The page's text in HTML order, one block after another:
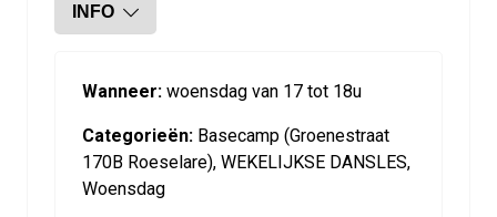
INFO
Wanneer: woensdag van 17 tot 18u
Categorieën: Basecamp (Groenestraat
170B Roeselare), WEKELIJKSE DANSLES,
Woensdag